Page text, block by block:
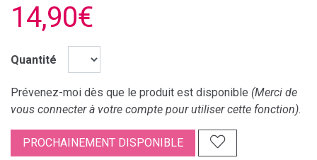
14,90€
Quantité
Prévenez-moi dès que le produit est disponible (Merci de
vous connecter à votre compte pour utiliser cette fonction).
PROCHAINEMENT DISPONIBLE